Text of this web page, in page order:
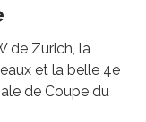
de Zurich, la
et la belle 4e
de Coupe du